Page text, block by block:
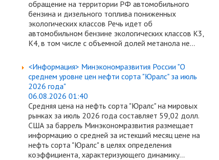
обращение на территории РФ автомобильного
бензина и дизельного топлива пониженных
экологических классов Речь идет об
автомобильном бензине экологических классов К3,
К4, в том числе с объемной долей метанола не...
<Информация> Минэкономразвития России "О
среднем уровне цен нефти сорта "Юралс" за июль
2026 года"
06.08.2026 01:40
Средняя цена на нефть сорта "Юралс" на мировых
рынках за июль 2026 года составляет 59,02 долл.
США за баррель Минэкономразвития размещает
информацию о средней за истекший месяц цене на
нефть сорта "Юралс" в целях определения
коэффициента, характеризующего динамику...